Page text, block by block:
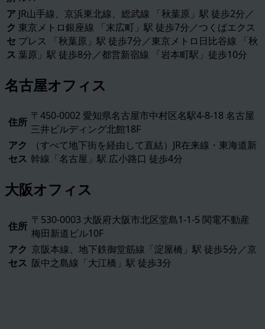
ア
ク
セ
ス
JR山手線、京浜東北線、総武線 「秋葉原」駅 徒歩2分／
東京メトロ銀座線 「末広町」駅 徒歩7分／つくばエクス
プレス 「秋葉原」駅 徒歩7分／東京メトロ日比谷線 「秋
葉原」駅 徒歩8分／都営新宿線 「岩本町駅」徒歩10分
名古屋オフィス
住所 〒450-0002 愛知県名古屋市中村区名駅4-8-18 名古屋
三井ビルディング北館18F
アク
セス
（すべて地下街を経由して直結）JR在来線・東海道新
幹線「名古屋」駅 広小路口 徒歩4分
大阪オフィス
住所 〒530-0003 大阪府大阪市北区堂島1-1-5 関電不動産
梅田新道ビル10F
アク
セス
京阪本線、地下鉄御堂筋線「淀屋橋」駅 徒歩5分／京
阪中之島線「大江橋」駅 徒歩3分